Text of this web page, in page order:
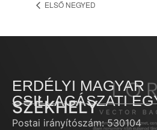
ELSŐ NEGYED
ERDÉLYI MAGYAR
CSILLAGÁSZATI
SZÉKHELY
Postai irányítószám: 530104